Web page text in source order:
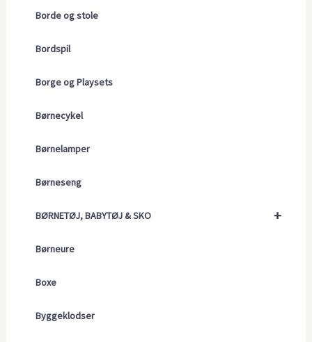
Borde og stole
Bordspil
Borge og Playsets
Børnecykel
Børnelamper
Børneseng
+
BØRNETØJ, BABYTØJ & SKO
Børneure
Boxe
Byggeklodser